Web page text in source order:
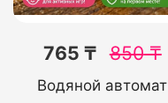
765 ₸ 850₸
Водяной автомат